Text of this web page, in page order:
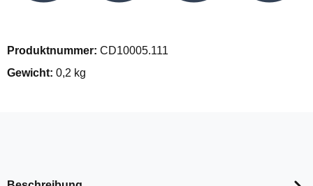
Produktnummer: CD10005.111
Gewicht: 0,2 kg